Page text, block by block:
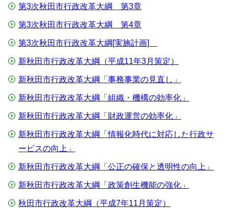
第3次秋田市行政改革大綱 第3章
第3次秋田市行政改革大綱 第4章
第3次秋田市行政改革大綱[実施計画]
新秋田市行政改革大綱（平成11年3月策定）
新秋田市行政改革大綱「事務事業の見直し」
新秋田市行政改革大綱「組織・機構の効率化」
新秋田市行政改革大綱「財政運営の効率化」
新秋田市行政改革大綱「情報化時代に対応した行政サ
ービスの向上」
新秋田市行政改革大綱「公正の確保と透明性の向上」
新秋田市行政改革大綱「政策創生機能の強化」
秋田市行政改革大綱（平成7年11月策定）